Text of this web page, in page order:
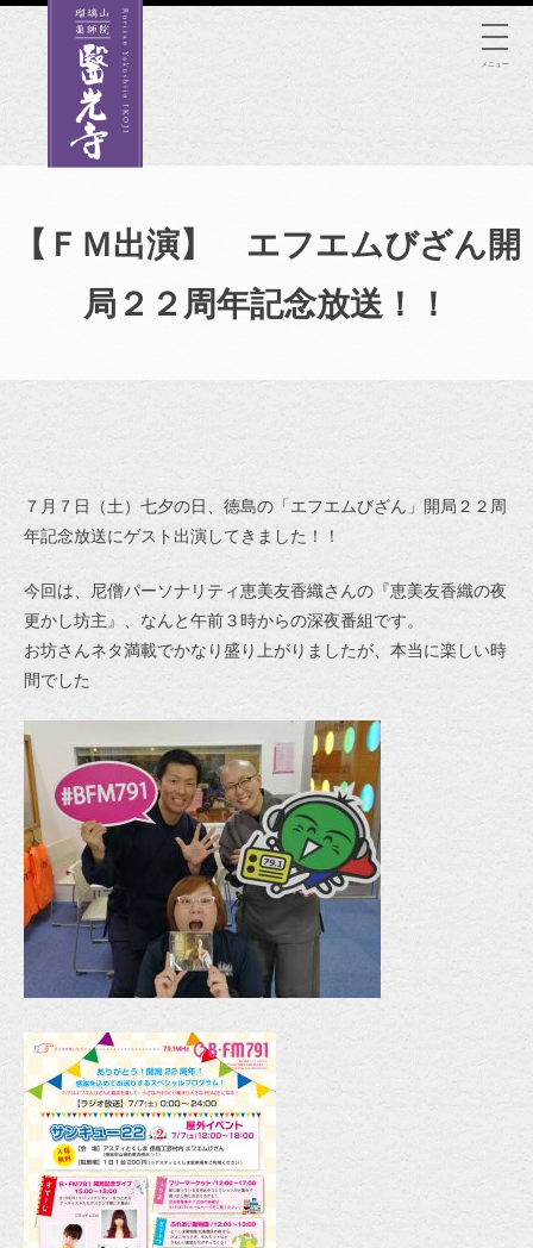
メニュー
【ＦＭ出演】 エフエムびざん開
局２２周年記念放送！！
７月７日（土）七夕の日、徳島の「エフエムびざん」開局２２周
年記念放送にゲスト出演してきました！！
今回は、尼僧パーソナリティ恵美友香織さんの『恵美友香織の夜
更かし坊主』、なんと午前３時からの深夜番組です。
お坊さんネタ満載でかなり盛り上がりましたが、本当に楽しい時
間でした